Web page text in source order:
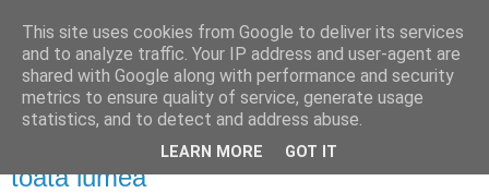
politically correct
miercuri, 27 ianuarie 2021
Cate un model de smartwatch pentru
toata lumea
This site uses cookies from Google to deliver its services
and to analyze traffic. Your IP address and user-agent are
shared with Google along with performance and security
metrics to ensure quality of service, generate usage
statistics, and to detect and address abuse.
LEARN MORE GOT IT